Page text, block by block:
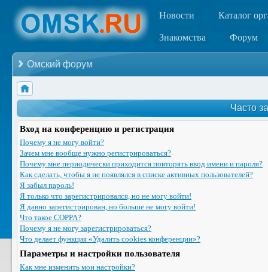
Новости Каталог
Знакомства Форум
Омский форум
Часто
Вход на конференцию и регистрация
Почему я не могу войти?
Зачем мне вообще нужно регистрироваться?
Почему мне периодически приходится повторять ввод имени и пароля?
Как сделать, чтобы я не появлялся в списке активных пользователей?
Я забыл пароль!
Я только что зарегистрировался, но не могу войти!
Я давно зарегистрирован, но больше не могу войти!
Что такое COPPA?
Почему я не могу зарегистрироваться?
Что делает функция «Удалить cookies конференции»?
Параметры и настройки пользователя
Как мне изменить мои настройки?